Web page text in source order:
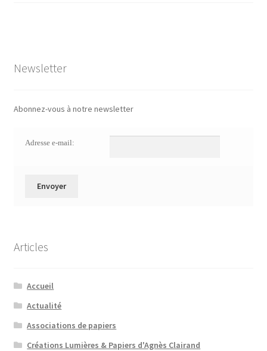
Newsletter
Abonnez-vous à notre newsletter
Adresse e-mail:
Articles
Accueil
Actualité
Associations de papiers
Créations Lumières & Papiers d'Agnès Clairand